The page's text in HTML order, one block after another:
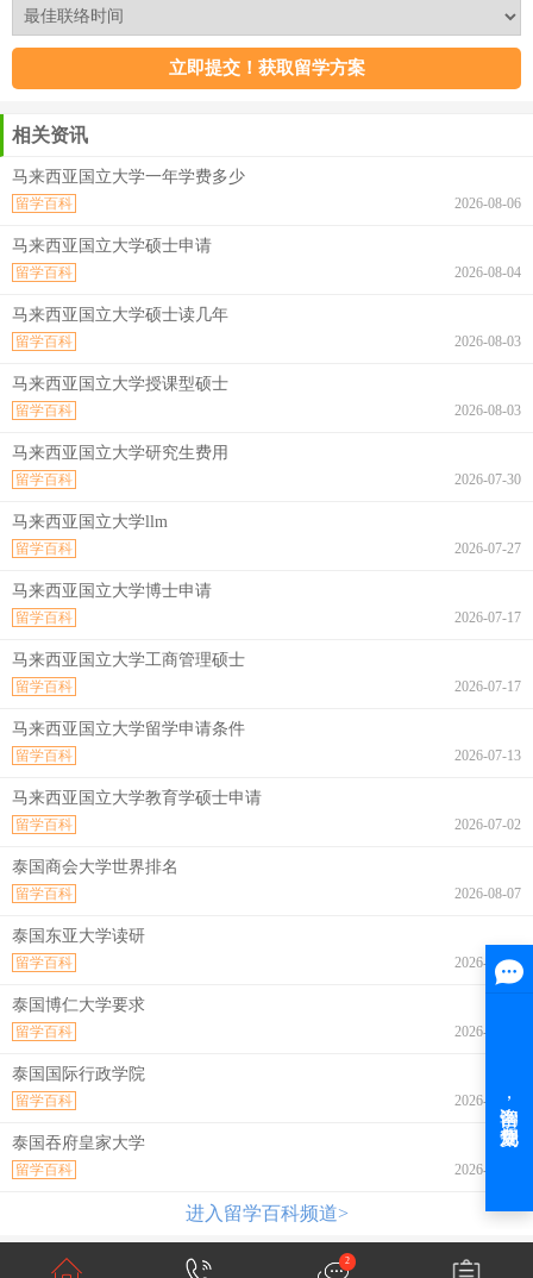
相关资讯
马来西亚国立大学一年学费多少
2026-08-06
留学百科
马来西亚国立大学硕士申请
2026-08-04
留学百科
马来西亚国立大学硕士读几年
2026-08-03
留学百科
马来西亚国立大学授课型硕士
2026-08-03
留学百科
马来西亚国立大学研究生费用
2026-07-30
留学百科
马来西亚国立大学llm
2026-07-27
留学百科
马来西亚国立大学博士申请
2026-07-17
留学百科
马来西亚国立大学工商管理硕士
2026-07-17
留学百科
马来西亚国立大学留学申请条件
2026-07-13
留学百科
马来西亚国立大学教育学硕士申请
2026-07-02
留学百科
泰国商会大学世界排名
2026-08-07
留学百科
泰国东亚大学读研
2026-08-07
留学百科
泰国博仁大学要求
2026-08-07
留学百科
泰国国际行政学院
2026-08-07
留学百科
泰国吞府皇家大学
2026-08-07
留学百科
进入留学百科频道>
2